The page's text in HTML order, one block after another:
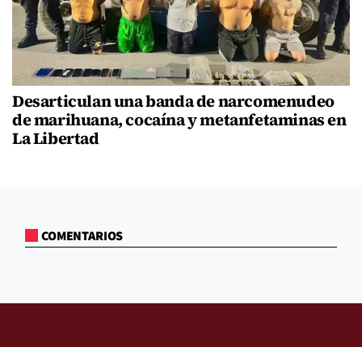
Desarticulan una banda de narcomenudeo
de marihuana, cocaína y metanfetaminas en
La Libertad
COMENTARIOS